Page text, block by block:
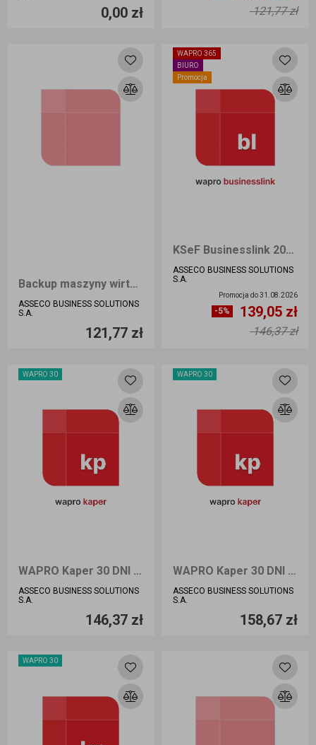
0,00 zł 121,77 zł
Backup maszyny wirtualnej BIZNES Online
ASSECO BUSINESS SOLUTIONS
S.A.
121,77 zł
Ilość sztuk
WAPRO 365
BIURO
Promocja
KSeF Businesslink 2000 BIURO 360 dni, Pakiet 2 000 ePunktów
ASSECO BUSINESS SOLUTIONS
S.A.
Promocja do31.08.2026
-5% 139,05 zł
146,37 zł
WAPRO 30
WAPRO Kaper 30 DNI BIURO
ASSECO BUSINESS SOLUTIONS
S.A.
146,37 zł
Ilość sztuk
WAPRO 30
WAPRO Kaper 30 DNI BIURO PLUS
ASSECO BUSINESS SOLUTIONS
S.A.
158,67 zł
Ilość sztuk
WAPRO 30